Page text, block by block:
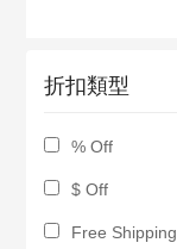
折扣類型
% Off
$ Off
Free Shipping